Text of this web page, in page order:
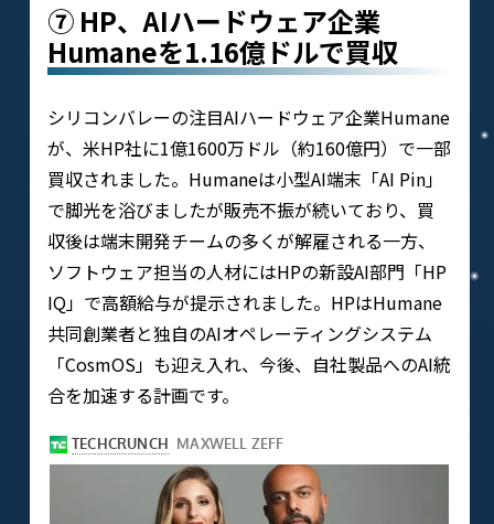
⑦ HP、AIハードウェア企業
Humaneを1.16億ドルで買収
シリコンバレーの注目AIハードウェア企業Humane
が、米HP社に1億1600万ドル（約160億円）で一部
買収されました。Humaneは小型AI端末「AI Pin」
で脚光を浴びましたが販売不振が続いており、買
収後は端末開発チームの多くが解雇される一方、
ソフトウェア担当の人材にはHPの新設AI部門「HP
IQ」で高額給与が提示されました。HPはHumane
共同創業者と独自のAIオペレーティングシステム
「CosmOS」も迎え入れ、今後、自社製品へのAI統
合を加速する計画です。